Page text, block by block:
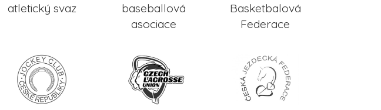
atletický svaz
baseballová
asociace
Basketbalová
Federace